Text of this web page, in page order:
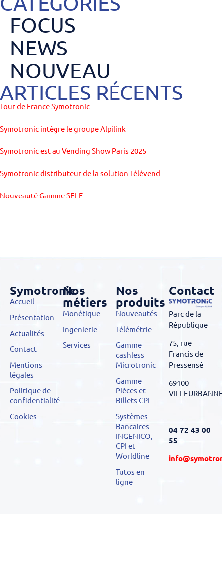
FOCUS
NEWS
NOUVEAU
ARTICLES RÉCENTS
Tour de France Symotronic
Symotronic intègre le groupe Alpilink
Symotronic est au Vending Show Paris 2025
Symotronic distributeur de la solution Télévend
Nouveauté Gamme SELF
Symotronic
Accueil
Présentation
Actualités
Contact
Mentions
légales
Politique de
confidentialité
Cookies
Nos
métiers
Monétique
Ingenierie
Services
Nos
produits
Nouveautés
Télémétrie
Gamme
cashless
Microtronic
Gamme
Pièces et
Billets CPI
Systèmes
Bancaires
INGENICO,
CPI et
Worldline
Tutos en
ligne
Contact
Parc de la
République
75, rue
Francis de
Pressensé
69100
04 72 43 00
55